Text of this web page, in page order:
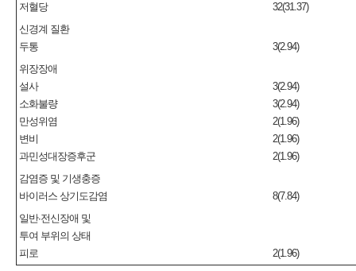
저혈당
32(31.37)
신경계 질환
두통
3(2.94)
위장장애
설사
소화불량
만성위염
변비
과민성대장증후군
3(2.94)
3(2.94)
2(1.96)
2(1.96)
2(1.96)
감염증 및 기생충증
바이러스 상기도감염
8(7.84)
일반∙전신장애 및
투여 부위의 상태
피로
2(1.96)